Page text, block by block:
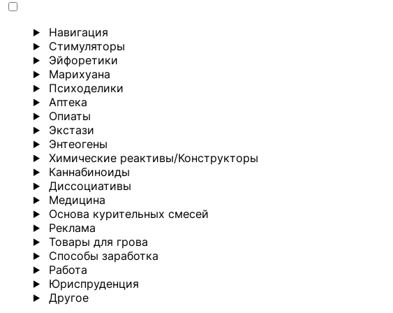
Навигация
Стимуляторы
Эйфоретики
Марихуана
Психоделики
Аптека
Опиаты
Экстази
Энтеогены
Химические реактивы/Конструкторы
Каннабиноиды
Диссоциативы
Медицина
Основа курительных смесей
Реклама
Товары для грова
Способы заработка
Работа
Юриспруденция
Другoе